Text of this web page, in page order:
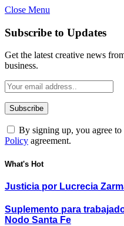
Close Menu
Subscribe to Updates
Get the latest creative news
business.
By signing up, you agree
Policy agreement.
What's Hot
Justicia por Lucrecia
Suplemento para
Nodo Santa Fe